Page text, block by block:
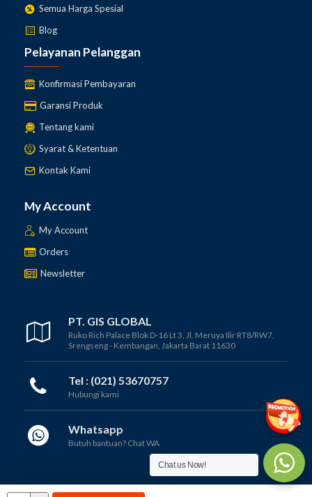
Semua Harga Spesial
Blog
Pelayanan Pelanggan
Konfirmasi Pembayaran
Garansi Produk
Tentang kami
Syarat & Ketentuan
Kontak Kami
My Account
My Account
Orders
Newsletter
PT. GIS GLOBAL
Ruko Rich Palace Blok D-16 Lt 3, Jl. Meruya Ilir RT8/RW7,
Srengseng - Kembangan, Jakarta Barat 11630
Tel : (021) 53670757
Hubungi kami
Whatsapp
Butuh bantuan? Chat WA
Chat us Now!